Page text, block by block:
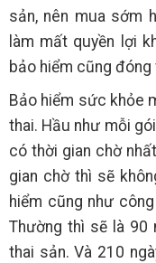
sản, nên mua sớm
làm mất quyền lợi
bảo hiểm cũng
Bảo hiểm sức khỏe
thai. Hầu như mỗi
có thời gian chờ
gian chờ thì sẽ
hiểm cũng như
Thường thì sẽ là 90
thai sản. Và 210